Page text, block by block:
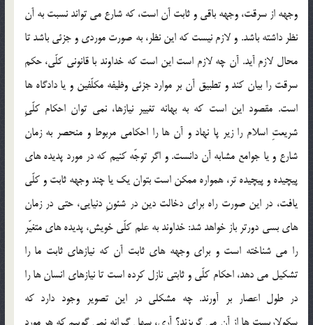
وجهه از سرقت، وجهه باقي و ثابت آن است، كه شارع مي تواند نسبت به آن
نظر داشته باشد. و لازم نيست كه اين نظر، به صورت موردي و جزئي باشد تا
محال لازم آيد. آن چه لازم است اين است كه خداوند با قانوني كلّي، حكم
سرقت را بيان كند و تطبيق آن بر موارد جزئي وظيفه مكلّفين و يا دادگاه ها
است. مقصود اين است كه به بهانه تغيير نيازها، نمي توان احكام كلّيِ
شريعتِ اسلام را زير پا نهاد و آن ها را احكامي مربوط و منحصر به زمان
شارع و يا جوامع مشابه آن دانست. و اگر توجّه كنيم كه در مورد پديده هاي
پيچيده و پيچيده تر، همواره ممكن است بتوان يك يا چند وجهه ثابت و كلّي
يافت، در اين صورت راه براي دخالت دين در شئونِ دنيايي، حتي در زمان
هاي بسي دورتر باز خواهد شد: خداوند به علم كلّي خويش، پديده هاي متغيّر
را مي شناخته است و براي وجهه هاي ثابت آن كه نيازهاي ثابت ما را
تشكيل مي دهد، احكام كلّي و ثابتي نازل كرده است تا نيازهاي انسان ها را
در طول اعصار بر آورند. چه مشكلي در اين تصوير وجود دارد كه